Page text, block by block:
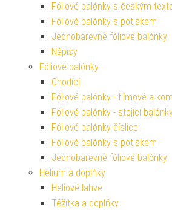
Fóliové balónky s českým
Fóliové balónky s potiskem
Jednobarevné fóliové balónky
Nápisy
Fóliové balónky
Chodící
Fóliové balónky - filmové a
Fóliové balónky - stojící
Fóliové balónky číslice
Fóliové balónky s potiskem
Jednobarevné fóliové balónky
Helium a doplňky
Heliové lahve
Těžítka a doplňky